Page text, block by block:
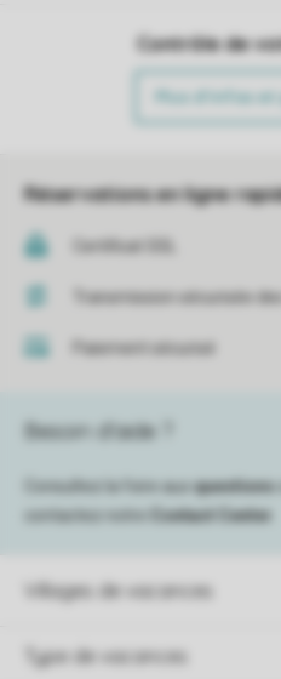
Contrôle de
Plus d’infos
Réservations en ligne
Certificat SSL
Transmission sécurisée
Paiement sécurisé
Villages de vacances
Type de vacances
Besoin d’aide ?
Consultez la foire aux questions
contactez notre
Contact Center